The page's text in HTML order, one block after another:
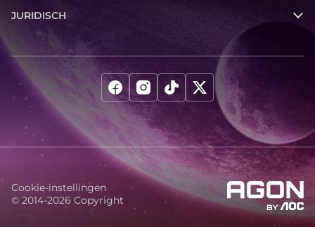
JURIDISCH
© 2014-2026 Copyright
Cookie-instellingen
agon